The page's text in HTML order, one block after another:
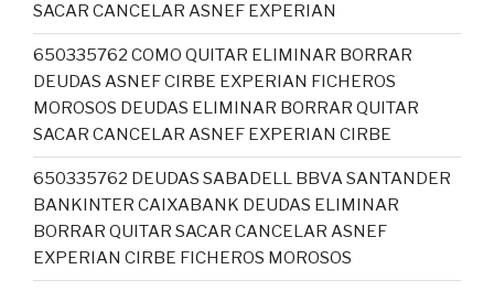
SACAR CANCELAR ASNEF EXPERIAN
650335762 COMO QUITAR ELIMINAR BORRAR
DEUDAS ASNEF CIRBE EXPERIAN FICHEROS
MOROSOS DEUDAS ELIMINAR BORRAR QUITAR
SACAR CANCELAR ASNEF EXPERIAN CIRBE
650335762 DEUDAS SABADELL BBVA SANTANDER
BANKINTER CAIXABANK DEUDAS ELIMINAR
BORRAR QUITAR SACAR CANCELAR ASNEF
EXPERIAN CIRBE FICHEROS MOROSOS